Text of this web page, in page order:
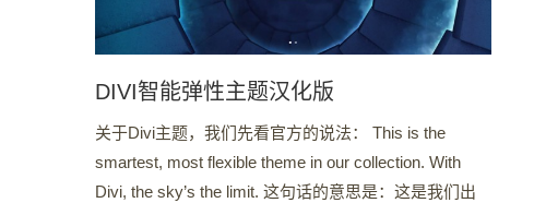
DIVI智能弹性主题汉化版
关于Divi主题，我们先看官方的说法： This is the
smartest, most flexible theme in our collection. With
Divi, the sky’s the limit. 这句话的意思是：这是我们出